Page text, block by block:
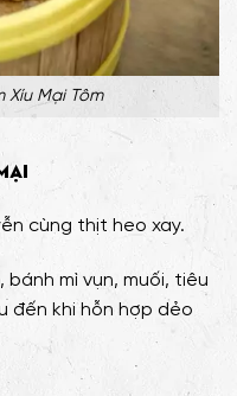
Xíu Mại Tôm
cùng thịt heo xay.
bánh mì vụn, muối, tiêu
đến khi hỗn hợp dẻo